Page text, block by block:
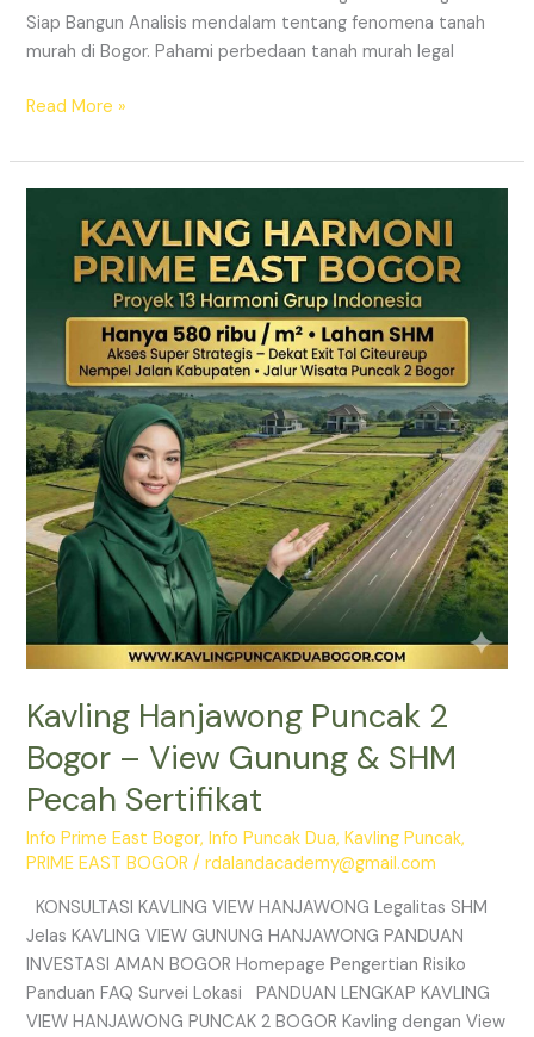
Siap Bangun Analisis mendalam tentang fenomena tanah
murah di Bogor. Pahami perbedaan tanah murah legal
Read More »
Kavling Hanjawong Puncak 2
Bogor – View Gunung & SHM
Pecah Sertifikat
Info Prime East Bogor,Info Puncak Dua,Kavling Puncak,
PRIME EAST BOGOR /rdalandacademy@gmail.com
KONSULTASI KAVLING VIEW HANJAWONG Legalitas SHM
Jelas KAVLING VIEW GUNUNG HANJAWONG PANDUAN
INVESTASI AMAN BOGOR Homepage Pengertian Risiko
Panduan FAQ Survei Lokasi PANDUAN LENGKAP KAVLING
VIEW HANJAWONG PUNCAK 2 BOGOR Kavling dengan View
Hanjawong
Puncak
Bogor
Gunung
&
SHM
Pecah
Sertifikat